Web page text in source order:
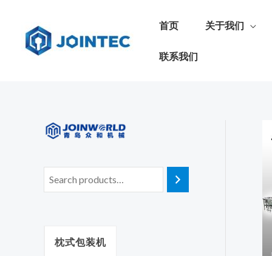
首页 关于我们
联系我们
枕式包装机